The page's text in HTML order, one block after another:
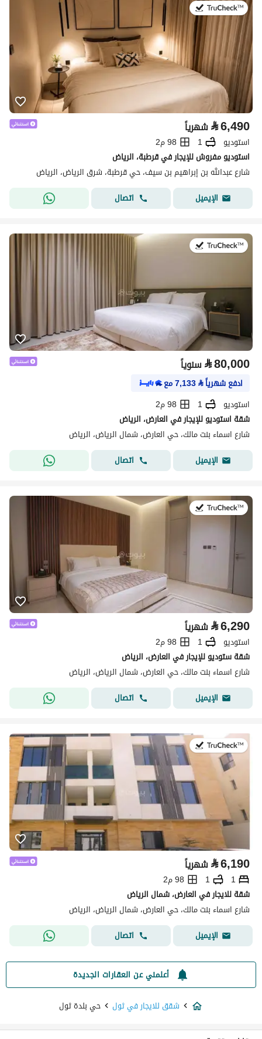
في:26 يوليو 2026
⃁6,490 شهرياً
استوديو 1
98 م2
استوديو مفروش للإيجار في قرطبة، الرياض
شارع عبدالله بن إبراهيم بن سيف، حي قرطبة، شرق الرياض، الرياض
الإيميل
اتصال
⃁80,000 سنوياً
ادفع شهرياً⃁
7,133مع
استوديو
1
98 م2
شقة استوديو للإيجار في العارض، الرياض
شارع اسماء بنت مالك، حي العارض، شمال الرياض، الرياض
الإيميل
اتصال
في:25 يوليو 2026
⃁6,290 شهرياً
استوديو 1
98 م2
شقة ستوديو للإيجار في العارض، الرياض
شارع اسماء بنت مالك، حي العارض، شمال الرياض، الرياض
الإيميل
اتصال
في:25 يوليو 2026
⃁6,190 شهرياً
1
1
98 م2
شقة للايجار في العارض، شمال الرياض
شارع اسماء بنت مالك، حي العارض، شمال الرياض، الرياض
الإيميل
اتصال
أعلمني عن العقارات الجديدة
شقق للايجار في ثول
حي بلدة ثول